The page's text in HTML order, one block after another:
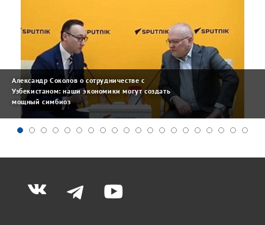
Александр Соколов о сотрудничестве с
Узбекистаном: наши экономики могут создать
мощный симбиоз